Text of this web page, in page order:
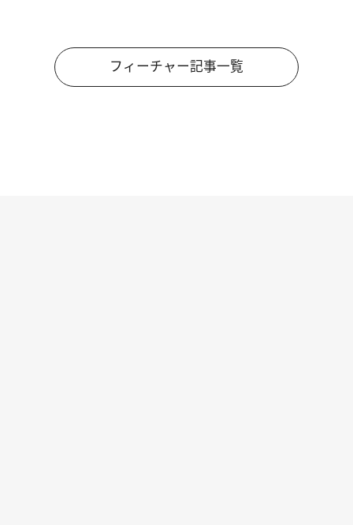
フィーチャー記事一覧